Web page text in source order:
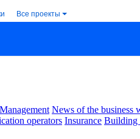
Все проекты
Management News of the business
operators Insurance Building